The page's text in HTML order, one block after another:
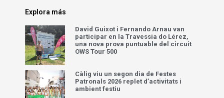
Explora más
David Guixot i Fernando Arnau van
participar en la Travessia do Lérez,
una nova prova puntuable del circuit
OWS Tour 500
Càlig viu un segon dia de Festes
Patronals 2026 replet d’activitats i
ambient festiu